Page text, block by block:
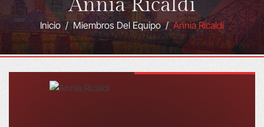
Annia Ricaldi
Inicio/Miembros Del Equipo/Annia Ricaldi